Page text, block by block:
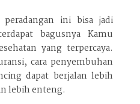
peradangan ini bisa jadi
bagusnya Kamu
yang terpercaya.
cara penyembuhan
dapat berjalan lebih
lebih enteng.